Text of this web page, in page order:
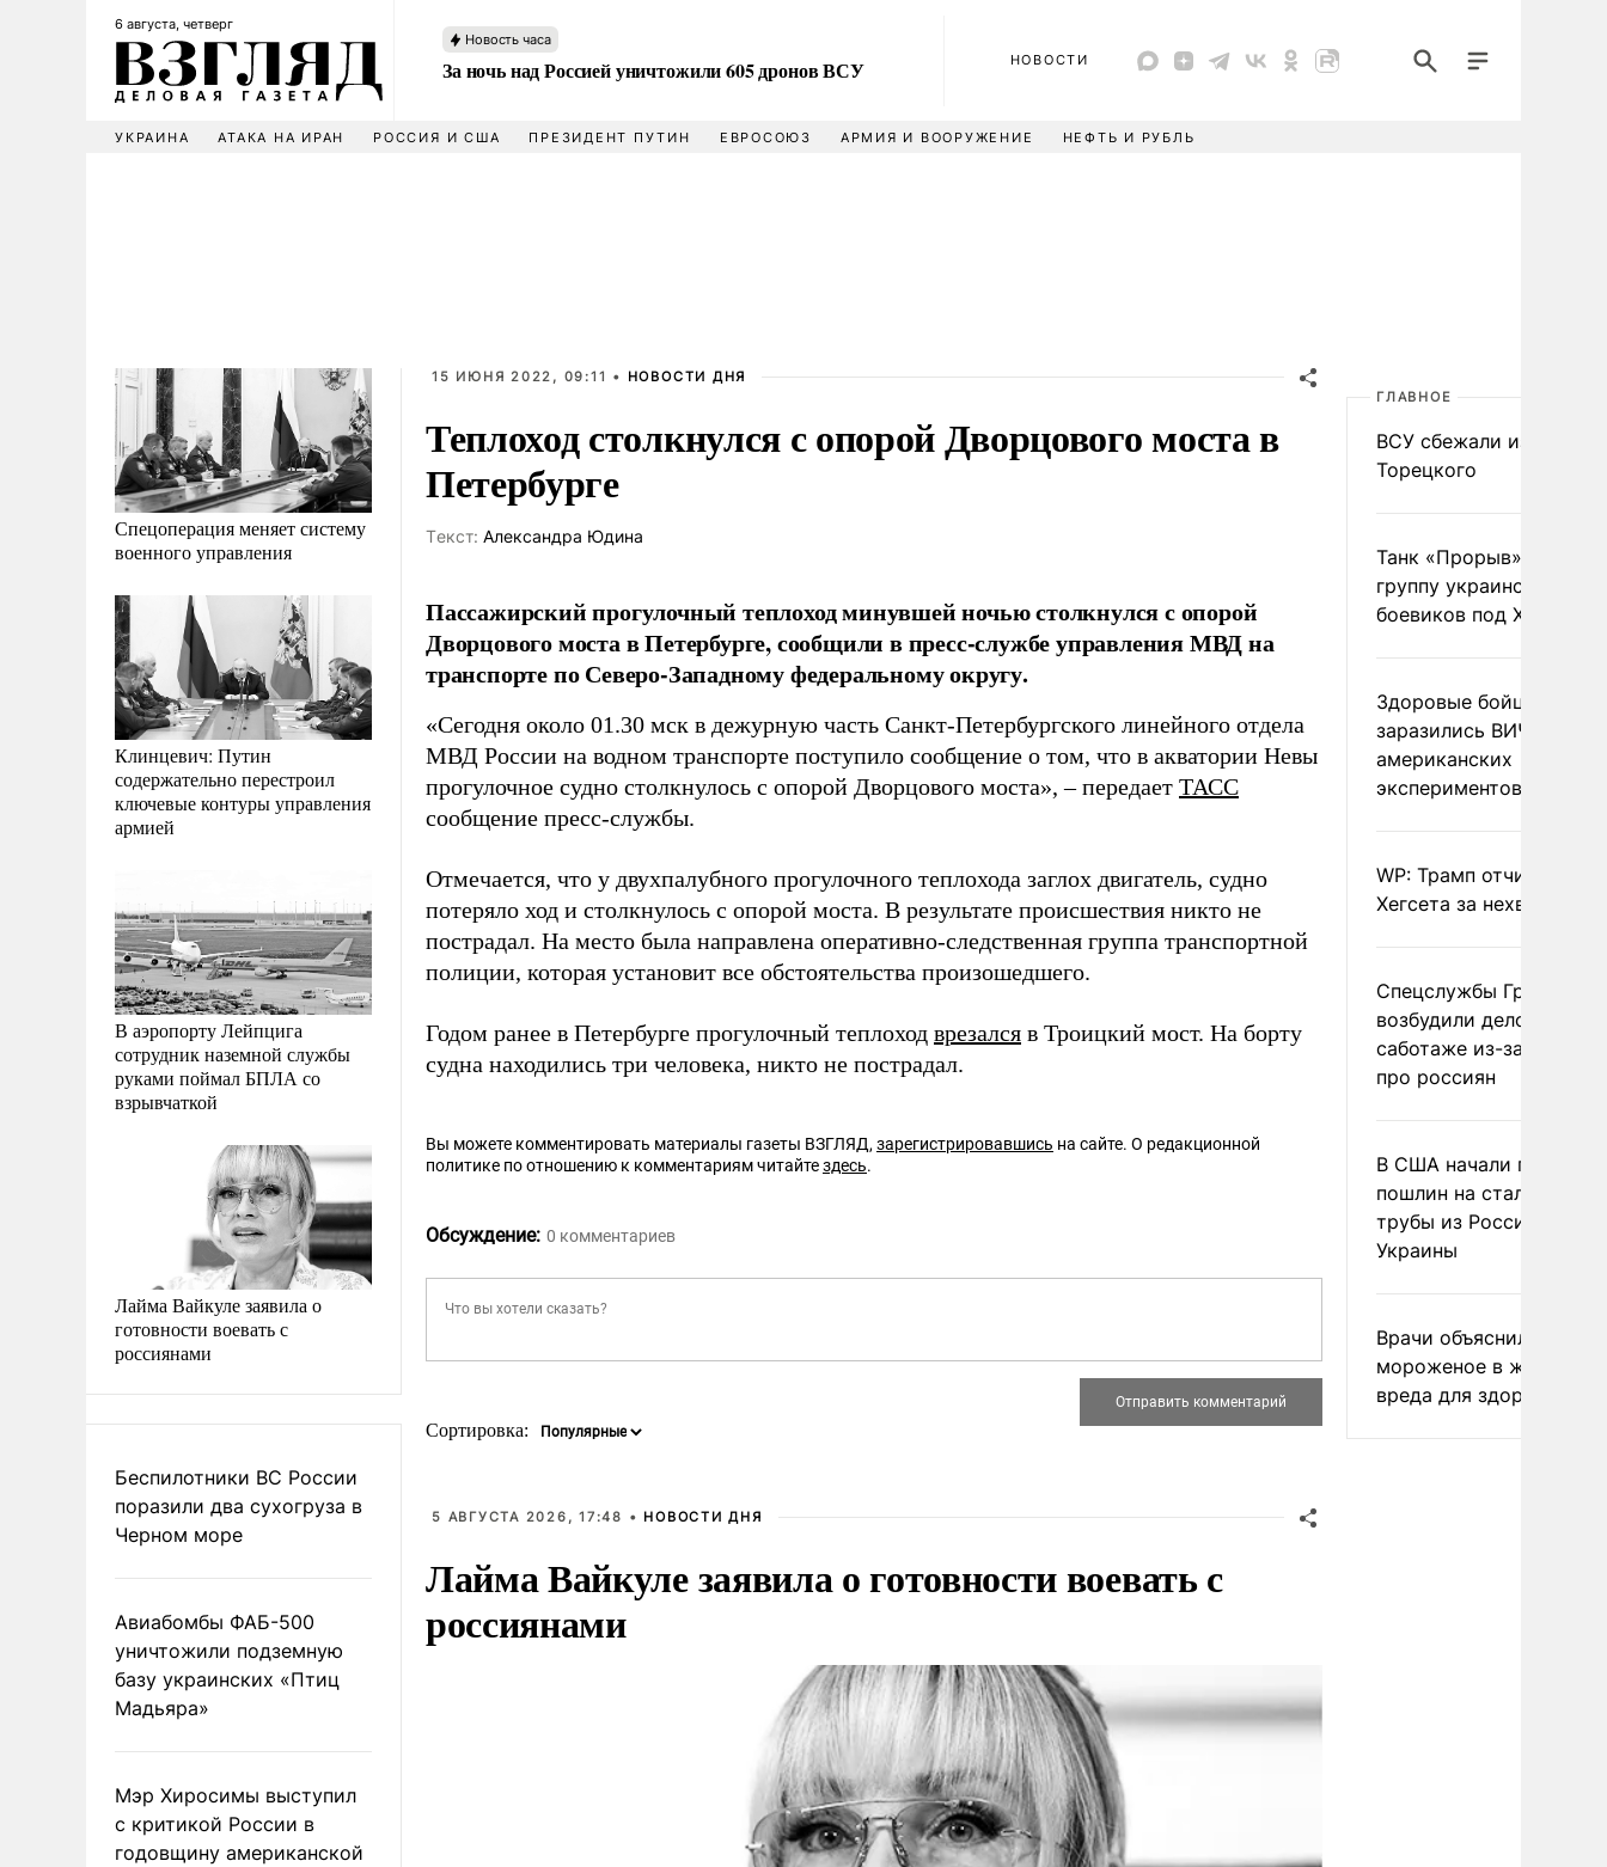
6 августа, четверг
Новость часа
За ночь над Россией уничтожили 605 дронов ВСУ НОВОСТИ
УКРАИНА АТАКА НА ИРАН РОССИЯ И США ПРЕЗИДЕНТ ПУТИН ЕВРОСОЮЗ АРМИЯ И ВООРУЖЕНИЕ НЕФТЬ И РУБЛЬ
Спецоперация меняет систему
военного управления
Клинцевич: Путин
содержательно перестроил
ключевые контуры управления
армией
В аэропорту Лейпцига
сотрудник наземной службы
руками поймал БПЛА со
взрывчаткой
Лайма Вайкуле заявила о
готовности воевать с
россиянами
Беспилотники ВС России
поразили два сухогруза в
Черном море
Авиабомбы ФАБ-500
уничтожили подземную
базу украинских «Птиц
Мадьяра»
Мэр Хиросимы выступил
с критикой России в
годовщину американской
15 ИЮНЯ 2022, 09:11 • НОВОСТИ ДНЯ
Теплоход столкнулся с опорой Дворцового моста в
Петербурге
Tекст: Александра Юдина
Пассажирский прогулочный теплоход минувшей ночью столкнулся с опорой
Дворцового моста в Петербурге, сообщили в пресс-службе управления МВД на
транспорте по Северо-Западному федеральному округу.
«Сегодня около 01.30 мск в дежурную часть Санкт-Петербургского линейного отдела
МВД России на водном транспорте поступило сообщение о том, что в акватории Невы
прогулочное судно столкнулось с опорой Дворцового моста», – передает ТАСС
сообщение пресс-службы.
Отмечается, что у двухпалубного прогулочного теплохода заглох двигатель, судно
потеряло ход и столкнулось с опорой моста. В результате происшествия никто не
пострадал. На место была направлена оперативно-следственная группа транспортной
полиции, которая установит все обстоятельства произошедшего.
Годом ранее в Петербурге прогулочный теплоход врезался в Троицкий мост. На борту
судна находились три человека, никто не пострадал.
Вы можете комментировать материалы газеты ВЗГЛЯД, зарегистрировавшись на сайте. О редакционной
политике по отношению к комментариям читайтездесь.
Обсуждение: 0 комментариев
Сортировка:
5 АВГУСТА 2026, 17:48 • НОВОСТИ ДНЯ
Лайма Вайкуле заявила о готовности воевать с
россиянами
ГЛАВНОЕ
ВСУ сбежали из
Торецкого
Танк «Прорыв»
группу украинских
боевиков под
Здоровые бойцы ВСУ
заразились ВИЧ после
американских
экспериментов
WP: Трамп отчитал
Хегсета за нехватку
Спецслужбы Грузии
возбудили дело о
саботаже из-за фейков
про россиян
В США начали
пошлин на стальные
трубы из России и с
Украины
Врачи объяснили, как
мороженое в жару без
вреда для здоровья